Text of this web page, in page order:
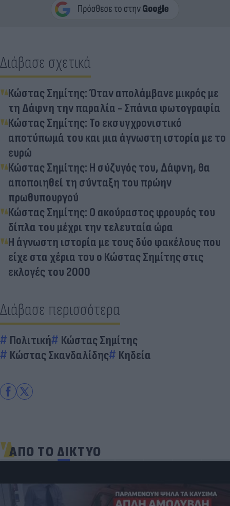
Διάβασε σχετικά
Κώστας Σημίτης: Όταν απολάμβανε μικρός με
τη Δάφνη την παραλία - Σπάνια φωτογραφία
Κώστας Σημίτης: Το εκσυγχρονιστικό
αποτύπωμά του και μια άγνωστη ιστορία με το
ευρώ
Κώστας Σημίτης: Η σύζυγός του, Δάφνη, θα
αποποιηθεί τη σύνταξη του πρώην
πρωθυπουργού
Κώστας Σημίτης: Ο ακούραστος φρουρός του
δίπλα του μέχρι την τελευταία ώρα
Η άγνωστη ιστορία με τους δύο φακέλους που
είχε στα χέρια του ο Κώστας Σημίτης στις
εκλογές του 2000
Διάβασε περισσότερα
Πολιτική
Κώστας Σημίτης
Κώστας Σκανδαλίδης
Κηδεία
ΑΠΟ ΤΟ ΔΙΚΤΥΟ